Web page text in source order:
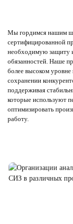
Мы гордимся нашим
сертифицированной
необходимую защиту
обязанностей. Наше
более высоком
сохранении
поддерживая
которые используют
оптимизировать
работу.